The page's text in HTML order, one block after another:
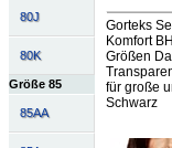
80J
80K
Größe 85
85AA
Gorteks
Komfort
Größen
für große
Schwarz